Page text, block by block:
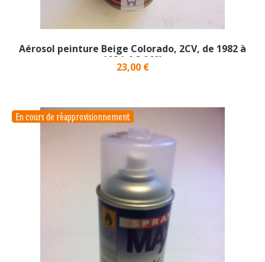
Aérosol peinture Beige Colorado, 2CV, de 1982 à
1984_AC 069}
Prix
23,00 €
En cours de réapprovisionnement